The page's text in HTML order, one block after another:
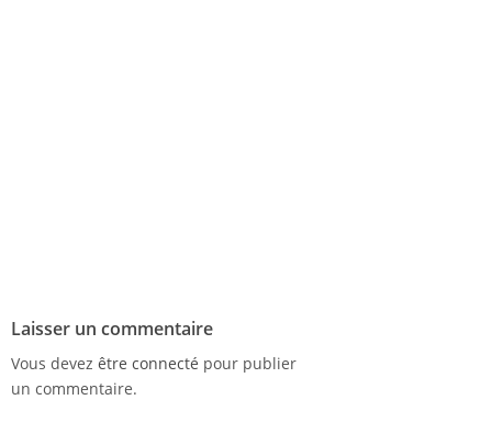
Laisser un commentaire
Vous devez être connecté pour publier
un commentaire.